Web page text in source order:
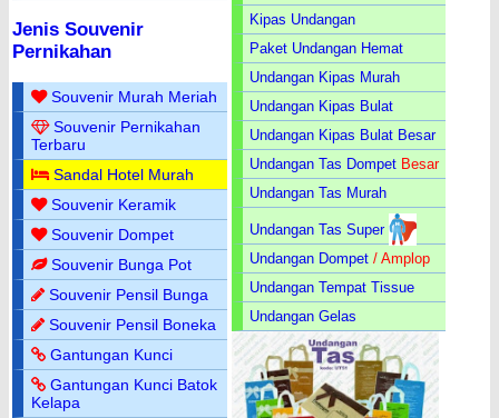
Jenis Souvenir
Pernikahan
Souvenir Murah Meriah
Souvenir Pernikahan
Terbaru
Sandal Hotel Murah
Souvenir Keramik
Souvenir Dompet
Souvenir Bunga Pot
Souvenir Pensil Bunga
Souvenir Pensil Boneka
Gantungan Kunci
Gantungan Kunci Batok
Kelapa
Kipas Undangan
Paket Undangan Hemat
Undangan Kipas Murah
Undangan Kipas Bulat
Undangan Kipas Bulat Besar
Undangan Tas Dompet Besar
Undangan Tas Murah
Undangan Tas Super
Undangan Dompet / Amplop
Undangan Tempat Tissue
Undangan Gelas